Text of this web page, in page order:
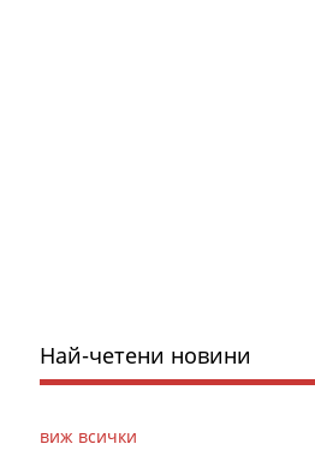
Най-четени новини
виж всички